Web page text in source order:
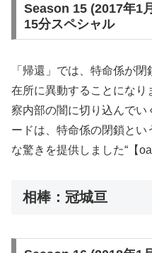
Season 15 (2017年1
15分スペシャル
「帰還」では、特命係が
在所に異動することになり
察内部の闇に切り込んでい
ードは、特命係の閉鎖とい
な驚きを提供しました​“【
相棒：冠城亘